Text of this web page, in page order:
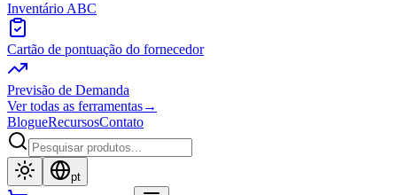
Inventário ABC
Cartão de pontuação do fornecedor
Previsão de Demanda
Ver todas as ferramentas→
BlogueRecursosContato
pt